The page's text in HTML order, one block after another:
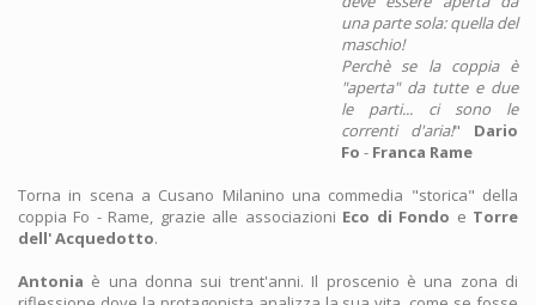
una parte sola: quella del
maschio!
Perchè se la coppia è
"aperta" da tutte e due
le parti... ci sono le
correnti d'aria!" Dario
Fo - Franca Rame
Torna in scena a Cusano Milanino una commedia "storica" della
coppia Fo - Rame, grazie alle associazioni Eco di Fondo e Torre
dell' Acquedotto.
Antonia è una donna sui trent'anni. Il proscenio è una zona di